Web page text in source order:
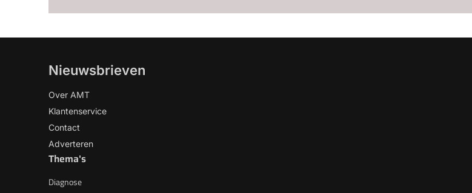
Nieuwsbrieven
Over AMT
Klantenservice
Contact
Adverteren
Thema's
Diagnose